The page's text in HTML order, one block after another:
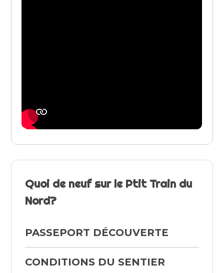
Quoi de neuf sur le Ptit Train du
Nord?
PASSEPORT DÉCOUVERTE
CONDITIONS DU SENTIER